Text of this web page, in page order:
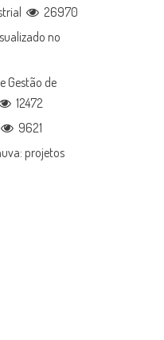
26970
no
Gestão de
12472
9621
projetos